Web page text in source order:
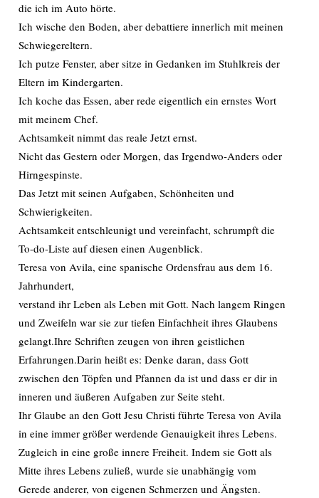
die ich im Auto hörte.
Ich wische den Boden, aber debattiere innerlich mit meinen
Schwiegereltern.
Ich putze Fenster, aber sitze in Gedanken im Stuhlkreis der
Eltern im Kindergarten.
Ich koche das Essen, aber rede eigentlich ein ernstes Wort
mit meinem Chef.
Achtsamkeit nimmt das reale Jetzt ernst.
Nicht das Gestern oder Morgen, das Irgendwo-Anders oder
Hirngespinste.
Das Jetzt mit seinen Aufgaben, Schönheiten und
Schwierigkeiten.
Achtsamkeit entschleunigt und vereinfacht, schrumpft die
To-do-Liste auf diesen einen Augenblick.
Teresa von Avila, eine spanische Ordensfrau aus dem 16.
Jahrhundert,
verstand ihr Leben als Leben mit Gott. Nach langem Ringen
und Zweifeln war sie zur tiefen Einfachheit ihres Glaubens
gelangt.Ihre Schriften zeugen von ihren geistlichen
Erfahrungen.Darin heißt es: Denke daran, dass Gott
zwischen den Töpfen und Pfannen da ist und dass er dir in
inneren und äußeren Aufgaben zur Seite steht.
Ihr Glaube an den Gott Jesu Christi führte Teresa von Avila
in eine immer größer werdende Genauigkeit ihres Lebens.
Zugleich in eine große innere Freiheit. Indem sie Gott als
Mitte ihres Lebens zuließ, wurde sie unabhängig vom
Gerede anderer, von eigenen Schmerzen und Ängsten.